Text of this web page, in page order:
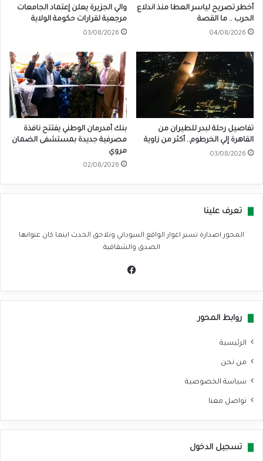
أخطر تصريح لياسر العطا منذ اندلاع
الحرب .. ما القصة
04/08/2026
والي الجزيرة يعلن إعتماد الجامعات
مرجعية لقرارات حكومة الولاية
03/08/2026
تفاصيل رحلة لبدر للطيران من
القاهرة إلي الخرطوم.. أكثر من زاوية
03/08/2026
بنك أمدرمان الوطني يفتتح نافذة
مصرفية جديدة بمستشفى الضمان
مروي
02/08/2026
تعرف علينا
المحور اصدارة تسبر اغوار الواقع السوداني وتلاحق الحدث اينما كان عنوانها
الصدق والشفافية
روابط المحور
الرئيسية
من نحن
سياسة الخصوصية
تواصل معنا
تسجيل الدخول